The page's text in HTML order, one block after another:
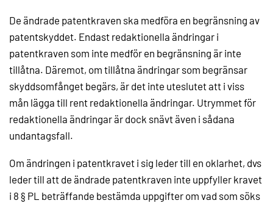
De ändrade patentkraven ska medföra en begränsning av
patentskyddet. Endast redaktionella ändringar i
patentkraven som inte medför en begränsning är inte
tillåtna. Däremot, om tillåtna ändringar som begränsar
skyddsomfånget begärs, är det inte uteslutet att i viss
mån lägga till rent redaktionella ändringar. Utrymmet för
redaktionella ändringar är dock snävt även i sådana
undantagsfall.
Om ändringen i patentkravet i sig leder till en oklarhet, dvs
leder till att de ändrade patentkraven inte uppfyller kravet
i 8 § PL beträffande bestämda uppgifter om vad som söks